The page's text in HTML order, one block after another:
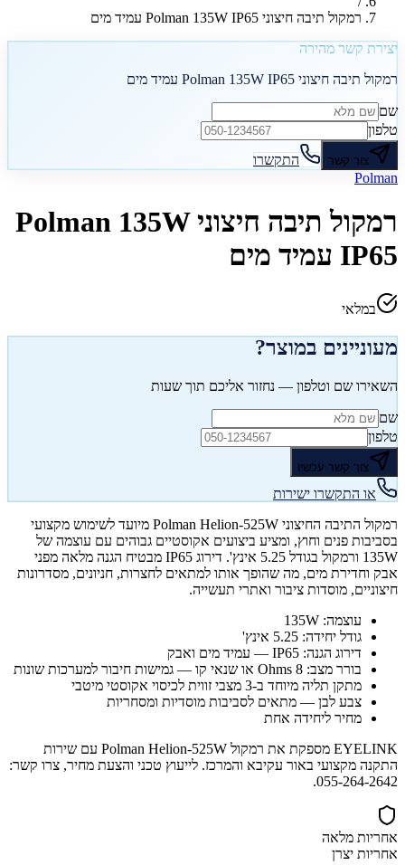
רמקול תיבה חיצוני Polman 135W IP65 עמיד מים
יצירת קשר מהירה
רמקול תיבה חיצוני Polman 135W IP65 עמיד מים
שם
טלפון
צור קשר
התקשרו
Polman
רמקול תיבה חיצוני Polman 135W
IP65 עמיד מים
במלאי
מעוניינים במוצר?
השאירו שם וטלפון — נחזור אליכם תוך שעות
שם
טלפון
צור קשר עכשיו
או התקשרו ישירות
רמקול התיבה החיצוני Polman Helion-525W מיועד לשימוש מקצועי
בסביבות פנים וחוץ, ומציע ביצועים אקוסטיים גבוהים עם עוצמה של
135W ורמקול בגודל 5.25 אינץ'. דירוג IP65 מבטיח הגנה מלאה מפני
אבק וחדירת מים, מה שהופך אותו למתאים לחצרות, חניונים, מסדרונות
חיצוניים, מוסדות ציבור ואתרי תעשייה.
עוצמה: 135W
גודל יחידה: 5.25 אינץ'
דירוג הגנה: IP65 — עמיד מים ואבק
בורר מצב: 8 Ohms או שנאי קו — גמישות חיבור למערכות שונות
מתקן תליה מיוחד ב-3 מצבי זווית לכיסוי אקוסטי מיטבי
צבע לבן — מתאים לסביבות מוסדיות ומסחריות
מחיר ליחידה אחת
EYELINK מספקת את רמקול Polman Helion-525W עם שירות
התקנה מקצועי באור עקיבא והמרכז. לייעוץ טכני והצעת מחיר, צרו קשר:
055-264-2642.
אחריות מלאה
אחריות יצרן